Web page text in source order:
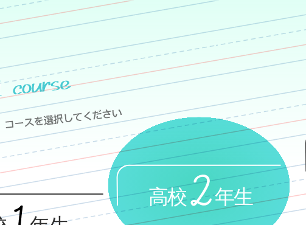
内
を
ス
塾長挨拶
入塾の流れ
施設紹介
中学2年生コース
中学3年生コース
高校1年生コース
高校2年生コース
大学入試対策コース
コースオプション